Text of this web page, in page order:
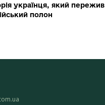
українця, який пережив
полон